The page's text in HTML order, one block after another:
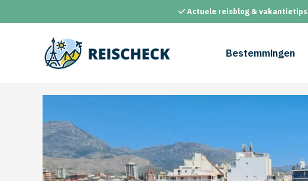
naar
Actuele reisblog & vakantietips
Bestemmingen